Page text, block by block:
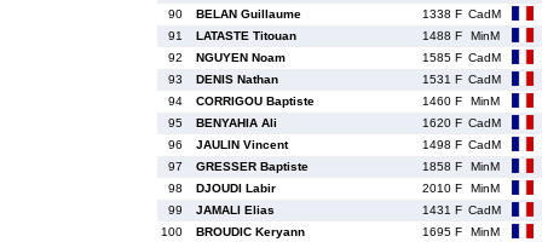
90
BELAN Guillaume 1338 F CadM
91
LATASTE Titouan 1488 F
MinM
92
NGUYEN Noam 1585 F CadM
93
DENIS Nathan 1531 F CadM
94
CORRIGOU Baptiste 1460 F
MinM
95
BENYAHIA Ali 1620 F CadM
96
JAULIN Vincent 1498 F CadM
97
GRESSER Baptiste 1858 F
MinM
98
DJOUDI Labir 2010 F
MinM
99
JAMALI Elias 1431 F CadM
100
BROUDIC Keryann 1695 F
MinM